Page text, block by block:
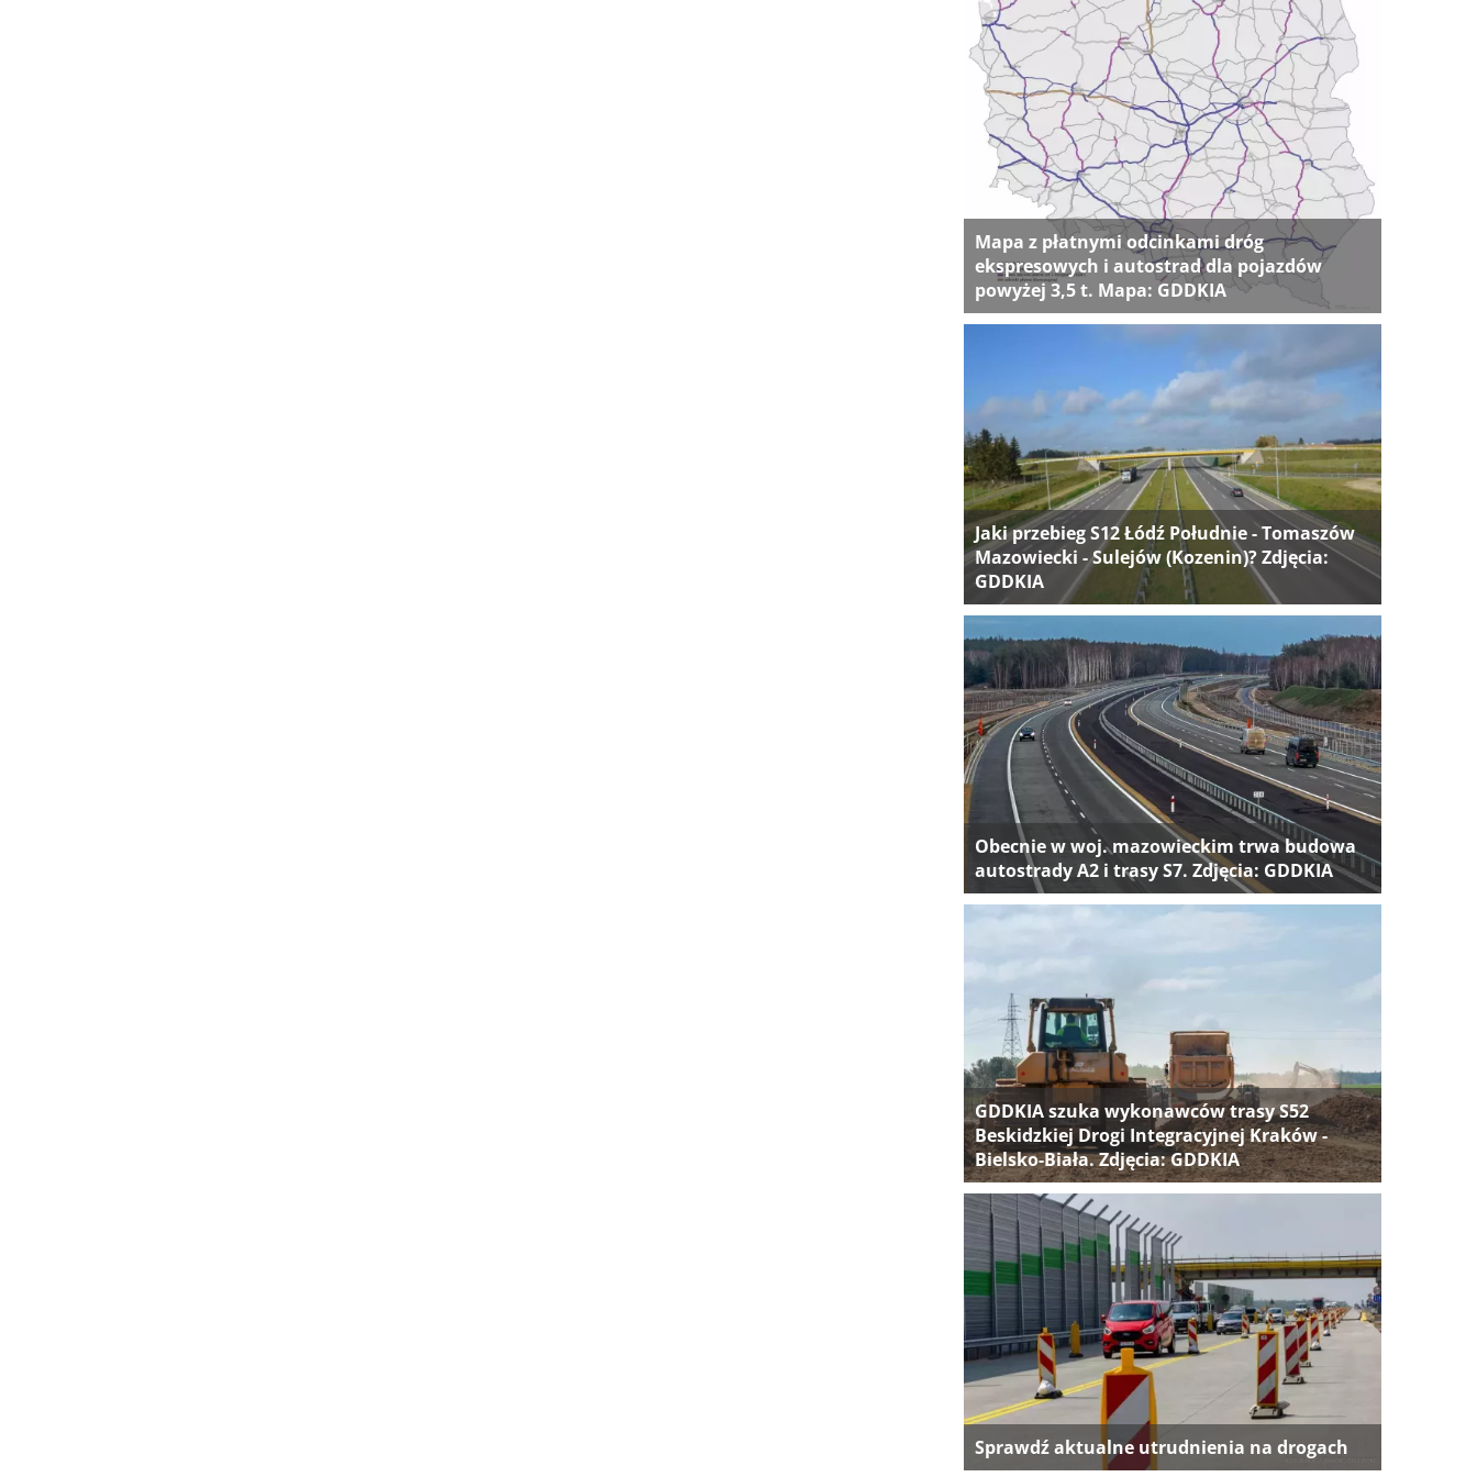
Mapa z płatnymi odcinkami dróg
ekspresowych i autostrad dla pojazdów
powyżej 3,5 t. Mapa: GDDKIA
Jaki przebieg S12 Łódź Południe - Tomaszów
Mazowiecki - Sulejów (Kozenin)? Zdjęcia:
GDDKIA
Obecnie w woj. mazowieckim trwa budowa
autostrady A2 i trasy S7. Zdjęcia: GDDKIA
GDDKIA szuka wykonawców trasy S52
Beskidzkiej Drogi Integracyjnej Kraków -
Bielsko-Biała. Zdjęcia: GDDKIA
Sprawdź aktualne utrudnienia na drogach